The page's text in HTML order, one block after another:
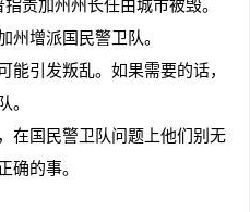
增派国民警卫队。
引发叛乱。如果需要的话，
在国民警卫队问题上他们别无
的事。